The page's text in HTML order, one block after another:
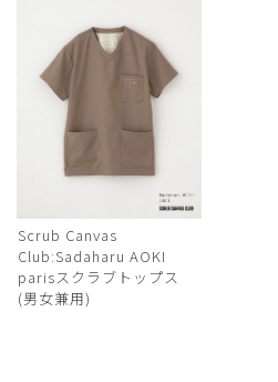
Scrub Canvas
Club:Sadaharu AOKI
parisスクラブトップス
(男女兼用)